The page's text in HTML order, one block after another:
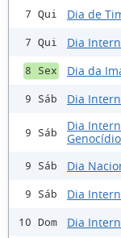
7 Qui Dia de
7 Qui Dia
8 Sex Dia da
9 Sáb Dia
9 Sáb
Dia
Genocídio
9 Sáb Dia
9 Sáb Dia
10 Dom Dia